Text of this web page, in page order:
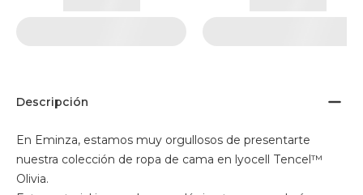
Descripción
En Eminza, estamos muy orgullosos de presentarte
nuestra colección de ropa de cama en lyocell Tencel™
Olivia.